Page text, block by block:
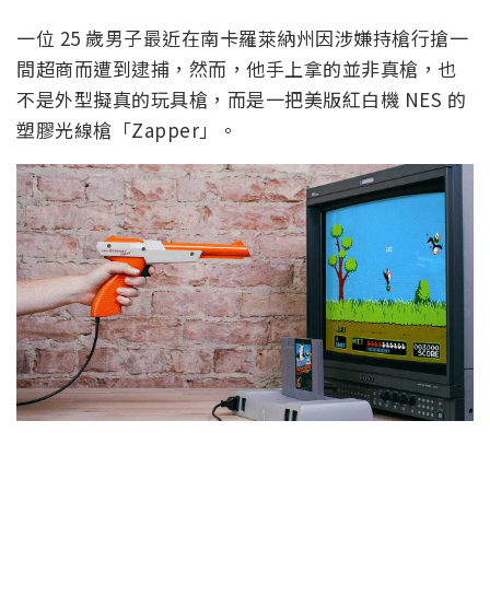
一位 25 歲男子最近在南卡羅萊納州因涉嫌持槍行搶一
間超商而遭到逮捕，然而，他手上拿的並非真槍，也
不是外型擬真的玩具槍，而是一把美版紅白機 NES 的
塑膠光線槍「Zapper」。